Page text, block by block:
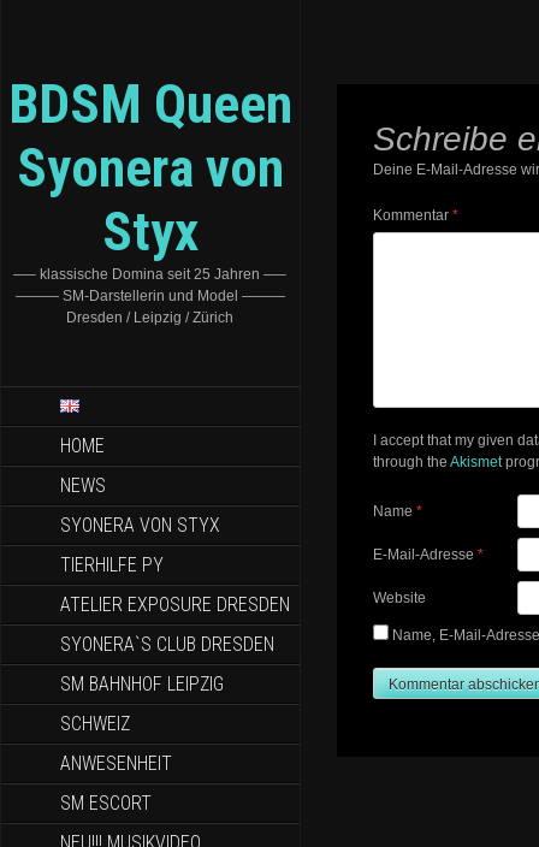
BDSM Queen
Syonera von
Styx
—– klassische Domina seit 25 Jahren —–
——— SM-Darstellerin und Model ———
Dresden / Leipzig / Zürich
HOME
NEWS
SYONERA VON STYX
TIERHILFE PY
ATELIER EXPOSURE DRESDEN
SYONERA`S CLUB DRESDEN
SM BAHNHOF LEIPZIG
SCHWEIZ
ANWESENHEIT
SM ESCORT
Schreibe
Deine E-Mail-Adresse
Kommentar *
I accept that my given
through the Akismet
Name *
E-Mail-Adresse *
Website
Name, E-Mail-